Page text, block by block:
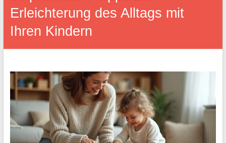
Erleichterung des Alltags mit
Ihren Kindern